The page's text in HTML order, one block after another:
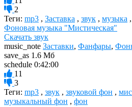
2
Теги: mp3 , Заставка , звук , музыка ,
Фоновая музыка "Мистическая"
Скачать звук
music_note Заставки, Фанфары,
save_as 1.6 Мб
schedule 0:42:00
11
3
Теги: mp3 , звук , звуковой фон ,
музыкальный фон , фон